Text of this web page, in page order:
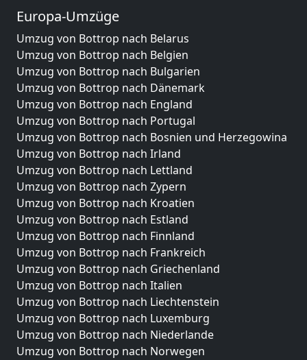
Europa-Umzüge
Umzug von Bottrop nach Belarus
Umzug von Bottrop nach Belgien
Umzug von Bottrop nach Bulgarien
Umzug von Bottrop nach Dänemark
Umzug von Bottrop nach England
Umzug von Bottrop nach Portugal
Umzug von Bottrop nach Bosnien und Herzegowina
Umzug von Bottrop nach Irland
Umzug von Bottrop nach Lettland
Umzug von Bottrop nach Zypern
Umzug von Bottrop nach Kroatien
Umzug von Bottrop nach Estland
Umzug von Bottrop nach Finnland
Umzug von Bottrop nach Frankreich
Umzug von Bottrop nach Griechenland
Umzug von Bottrop nach Italien
Umzug von Bottrop nach Liechtenstein
Umzug von Bottrop nach Luxemburg
Umzug von Bottrop nach Niederlande
Umzug von Bottrop nach Norwegen